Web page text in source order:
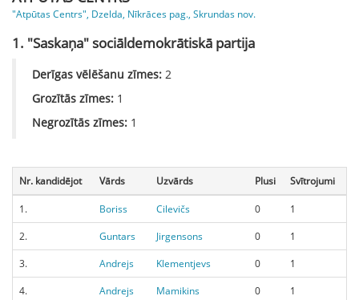
"Atpūtas Centrs", Dzelda, Nīkrāces pag., Skrundas nov.
1. "Saskaņa" sociāldemokrātiskā partija
Derīgas vēlēšanu zīmes: 2
Grozītās zīmes: 1
Negrozītās zīmes: 1
Nr. kandidējot Vārds Uzvārds Plusi Svītrojumi
1. Boriss Cilevičs 0
1
2.
Guntars Jirgensons 0
1
3.
Andrejs Klementjevs 0
1
4.
Andrejs Mamikins 0
1